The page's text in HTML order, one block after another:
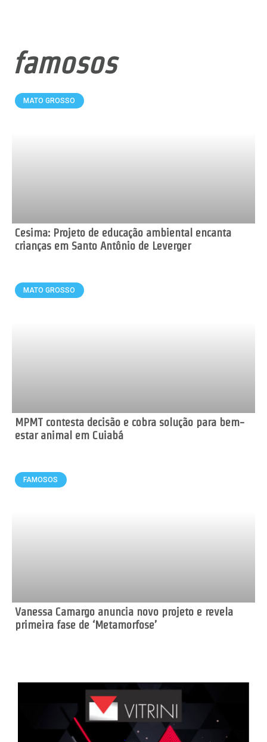
famosos
MATO GROSSO
Cesima: Projeto de educação ambiental encanta
crianças em Santo Antônio de Leverger
MATO GROSSO
MPMT contesta decisão e cobra solução para bem-
estar animal em Cuiabá
FAMOSOS
Vanessa Camargo anuncia novo projeto e revela
primeira fase de ‘Metamorfose’